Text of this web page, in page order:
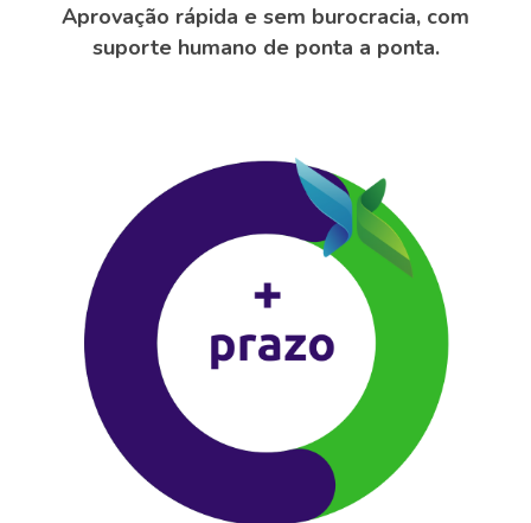
Aprovação rápida e sem burocracia, com
suporte humano de ponta a ponta.